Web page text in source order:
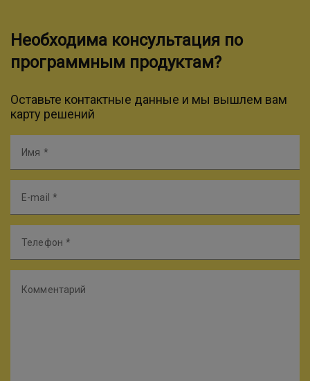
Необходима консультация по
программным продуктам?
Оставьте контактные данные и мы вышлем вам
карту решений
Имя
E-mail
Телефон
Комментарий